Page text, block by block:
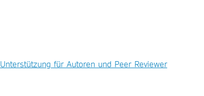
Unterstützung für Autoren und Peer Reviewer